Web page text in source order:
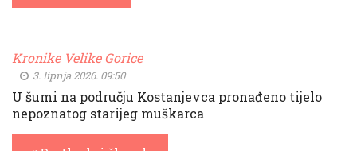
Kronike Velike Gorice
3. lipnja 2026. 09:50
U šumi na području Kostanjevca pronađeno tijelo
nepoznatog starijeg muškarca